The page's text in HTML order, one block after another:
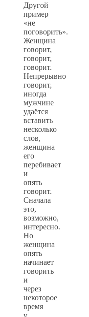
Другой
пример
«не
поговорить».
Женщина
говорит,
говорит,
говорит.
Непрерывно
говорит,
иногда
мужчине
удаётся
вставить
несколько
слов,
женщина
его
перебивает
и
опять
говорит.
Сначала
это,
возможно,
интересно.
Но
женщина
опять
начинает
говорить
и
через
некоторое
время
у